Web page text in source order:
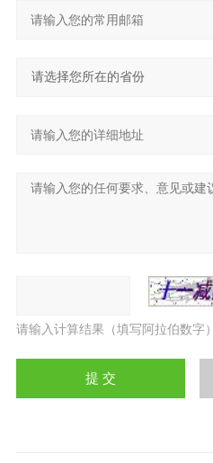
请输入计算结果（填写阿拉伯数字